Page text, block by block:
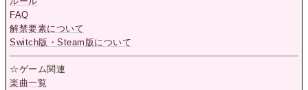
FAQ
解禁要素について
Switch版・Steam版について
☆ゲーム関連
楽曲一覧